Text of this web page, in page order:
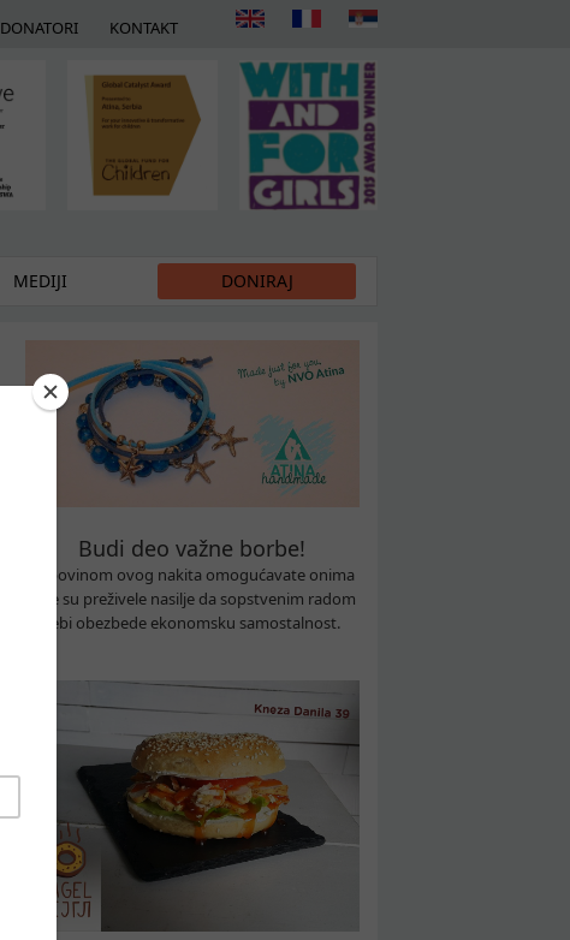
DONATORI KONTAKT
MEDIJI DONIRAJ
Budi deo važne borbe!
Kupovinom ovog nakita omogućavate onima
koje su preživele nasilje da sopstvenim radom
sebi obezbede ekonomsku samostalnost.